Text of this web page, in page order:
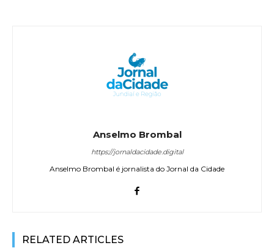
Anselmo Brombal
https://jornaldacidade.digital
Anselmo Brombal é jornalista do Jornal da Cidade
RELATED ARTICLES